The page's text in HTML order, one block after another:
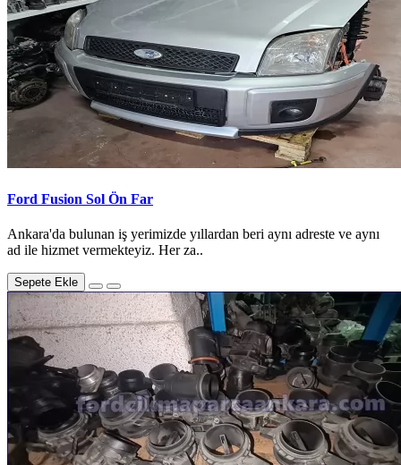
Ford Fusion Sol Ön Far
Ankara'da bulunan iş yerimizde yıllardan beri aynı adreste ve aynı
ad ile hizmet vermekteyiz. Her za..
Sepete Ekle